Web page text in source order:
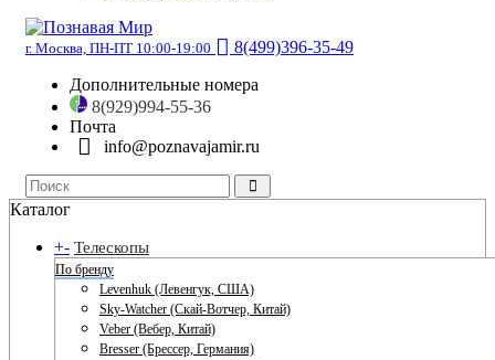
г. Москва, ПН-ПТ 10:00-19:00
8(499)396-35-49
Дополнительные номера
8(929)994-55-36
Почта
info@poznavajamir.ru
Каталог
+- Телескопы
По бренду
Levenhuk (Левенгук, США)
Sky-Watcher (Скай-Вотчер, Китай)
Veber (Вебер, Китай)
Bresser (Брессер, Германия)